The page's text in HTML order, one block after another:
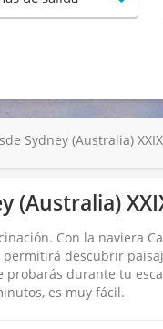
Sydney (Australia) XXIX
(Australia)
Con la naviera
descubrir
durante tu
es muy fácil.